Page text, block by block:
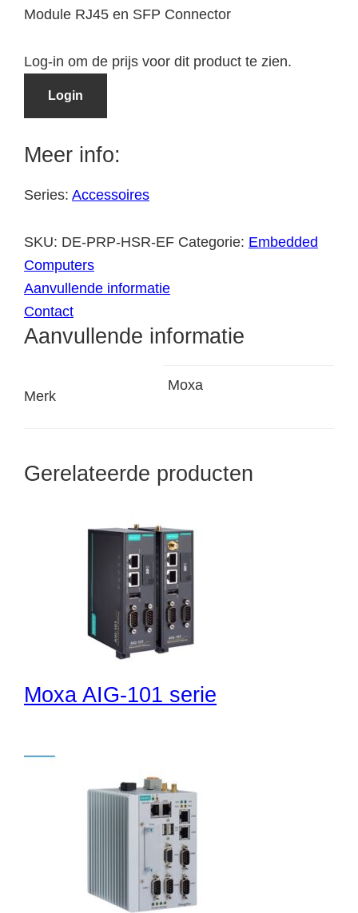
Module RJ45 en SFP Connector
Log-in om de prijs voor dit product te zien.
Login
Meer info:
Series: Accessoires
SKU: DE-PRP-HSR-EF Categorie: Embedded
Computers
Aanvullende informatie
Contact
Aanvullende informatie
Merk
Moxa
Gerelateerde producten
Moxa AIG-101 serie